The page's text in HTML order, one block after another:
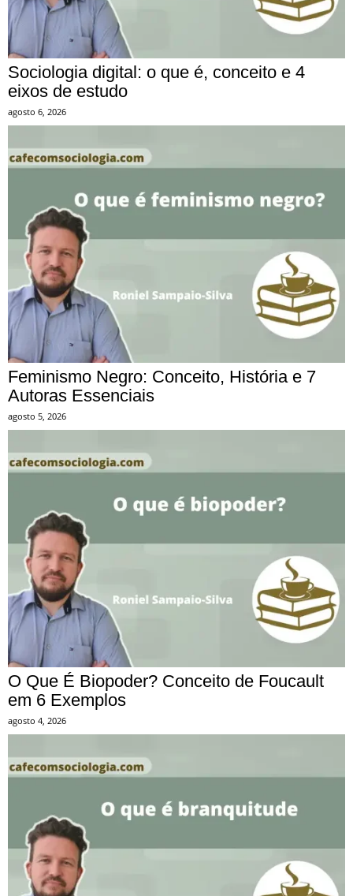
Sociologia digital: o que é, conceito e 4
eixos de estudo
agosto 6, 2026
Feminismo Negro: Conceito, História e 7
Autoras Essenciais
agosto 5, 2026
O Que É Biopoder? Conceito de Foucault
em 6 Exemplos
agosto 4, 2026